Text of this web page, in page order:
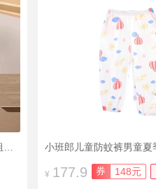
小班郎儿童防蚊裤男童夏
¥ 177.9 券 148元